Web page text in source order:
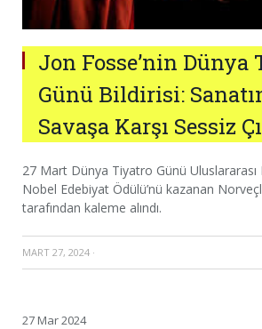
Jon Fosse’nin Dünya
Günü Bildirisi:
Savaşa Karşı Sessiz
27 Mart Dünya Tiyatro Günü Uluslararası
Nobel Edebiyat Ödülü’nü kazanan
tarafından kaleme alındı.
MART 27, 2024 ·
27 Mar 2024